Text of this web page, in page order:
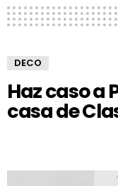
DECO
Haz caso a
casa de